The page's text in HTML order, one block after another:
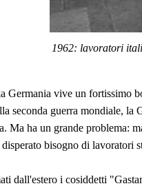
1962: lavoratori
Germania vive un fortissimo
seconda guerra mondiale, la
Ma ha un grande problema:
disperato bisogno di lavoratori
dall'estero i cosiddetti